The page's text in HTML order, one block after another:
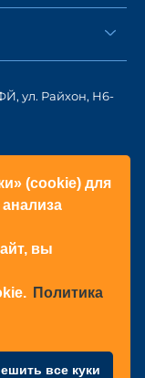
(cookie) для
вы
Политика
все куки
ул. Райхон, Н6-